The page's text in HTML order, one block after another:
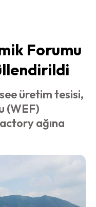
Forumu
üretim tesisi,
(WEF)
ağına